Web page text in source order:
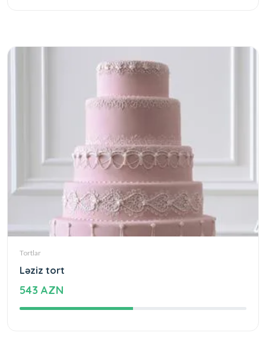
Tortlar
Ləziz tort
543 AZN